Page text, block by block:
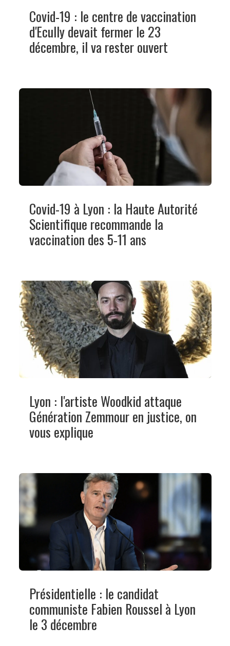
Covid-19 : le centre de vaccination
d'Ecully devait fermer le 23
décembre, il va rester ouvert
Covid-19 à Lyon : la Haute Autorité
Scientifique recommande la
vaccination des 5-11 ans
Lyon : l'artiste Woodkid attaque
Génération Zemmour en justice, on
vous explique
Présidentielle : le candidat
communiste Fabien Roussel à Lyon
le 3 décembre